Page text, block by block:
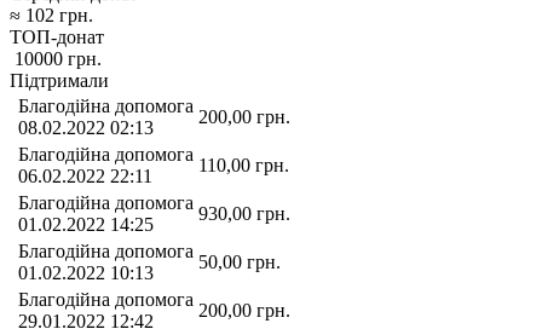
≈ 102 грн.
ТОП-донат
10000 грн.
Підтримали
Благодійна допомога
08.02.2022 02:13
200,00 грн.
Благодійна допомога
06.02.2022 22:11
110,00 грн.
Благодійна допомога
01.02.2022 14:25
930,00 грн.
Благодійна допомога
01.02.2022 10:13
50,00 грн.
Благодійна допомога
29.01.2022 12:42
200,00 грн.